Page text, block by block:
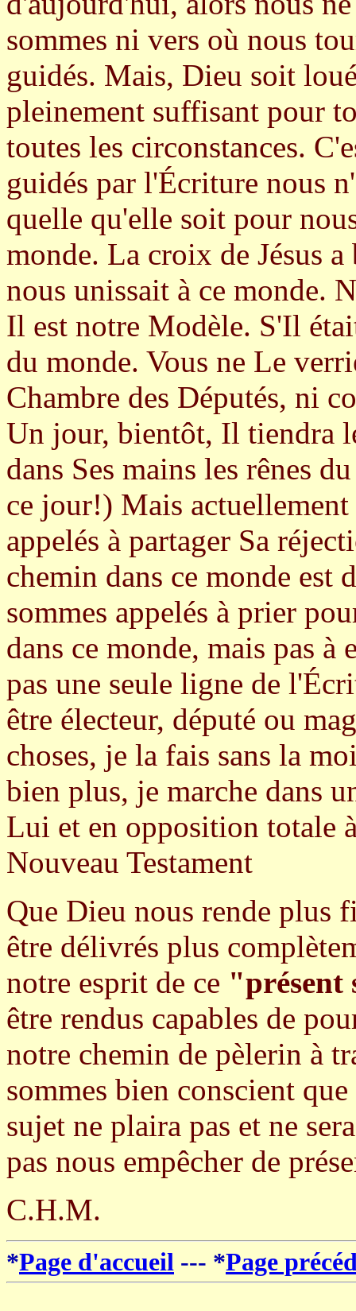
sommes ni vers où nous
guidés. Mais, Dieu soit
pleinement suffisant pour
toutes les circonstances.
guidés par l'Écriture nous
quelle qu'elle soit pour
monde. La croix de Jésus
nous unissait à ce monde.
Il est notre Modèle. S'Il
du monde. Vous ne Le
Chambre des Députés, ni
Un jour, bientôt, Il tiendra
dans Ses mains les rênes
ce jour!) Mais
appelés à partager Sa
chemin dans ce monde
sommes appelés à prier
dans ce monde, mais pas
pas une seule ligne de
être électeur, député ou
choses, je la fais sans la
bien plus, je marche dans
Lui et en opposition totale
Nouveau Testament
Que Dieu nous rende plus
être délivrés plus
notre esprit de ce "présent
être rendus capables de
notre chemin de pèlerin à
sommes bien conscient
sujet ne plaira pas et ne
pas nous empêcher de
C.H.M.
*Page d'accueil --- *Page